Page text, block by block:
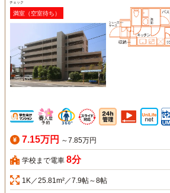
チェック
満室（空室待ち）
7.15万円 ～7.85万円
学校まで電車 8分
1K／25.81m²／7.9帖～8帖